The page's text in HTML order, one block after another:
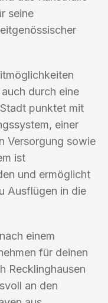
seine
durch eine
punktet mit
einer
Versorgung sowie
ist
und ermöglicht
Ausflügen in die
einem
für deinen
Recklinghausen
an den